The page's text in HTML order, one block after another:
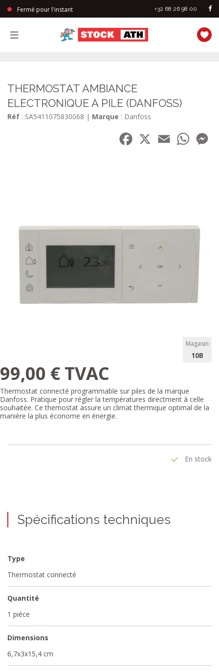
Fermé pour l'instant +32 68 26 98 00
THERMOSTAT AMBIANCE
ELECTRONIQUE A PILE (DANFOSS)
Réf : SA5411075830068 | Marque : Danfoss
Facebook
Email
Magasin
10B
99,00 € TVAC
Thermostat connecté programmable sur piles de la marque
Danfoss. Pratique pour régler la températures directment à celle
souhaitée. Ce themostat assure un climat thermique optimal de la
manière la plus économe en énergie.
En stock
Spécifications techniques
Type
Thermostat connecté
Quantité
1 pièce
Dimensions
6,7x3x15,4 cm